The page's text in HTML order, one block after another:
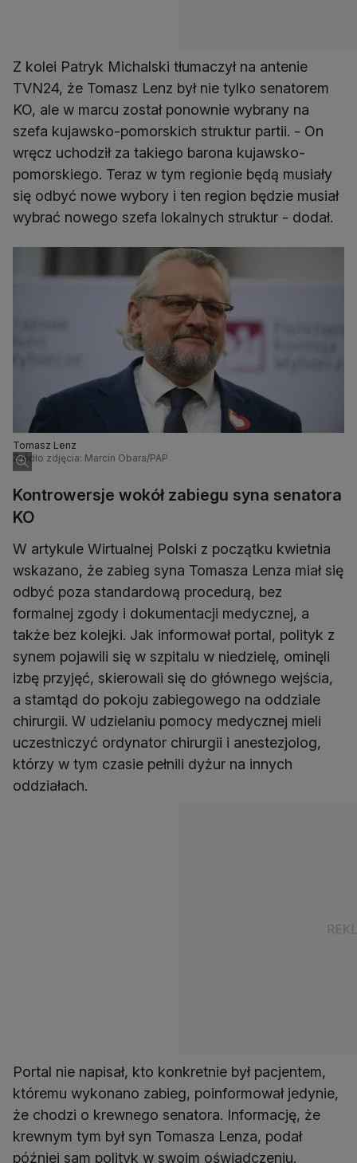
Z kolei Patryk Michalski tłumaczył na antenie
TVN24, że Tomasz Lenz był nie tylko senatorem
KO, ale w marcu został ponownie wybrany na
szefa kujawsko-pomorskich struktur partii. - On
wręcz uchodził za takiego barona kujawsko-
pomorskiego. Teraz w tym regionie będą musiały
się odbyć nowe wybory i ten region będzie musiał
wybrać nowego szefa lokalnych struktur - dodał.
Tomasz Lenz
Źródło zdjęcia: Marcin Obara/PAP
Kontrowersje wokół zabiegu syna senatora
KO
W artykule Wirtualnej Polski z początku kwietnia
wskazano, że zabieg syna Tomasza Lenza miał się
odbyć poza standardową procedurą, bez
formalnej zgody i dokumentacji medycznej, a
także bez kolejki. Jak informował portal, polityk z
synem pojawili się w szpitalu w niedzielę, ominęli
izbę przyjęć, skierowali się do głównego wejścia,
a stamtąd do pokoju zabiegowego na oddziale
chirurgii. W udzielaniu pomocy medycznej mieli
uczestniczyć ordynator chirurgii i anestezjolog,
którzy w tym czasie pełnili dyżur na innych
oddziałach.
Portal nie napisał, kto konkretnie był pacjentem,
któremu wykonano zabieg, poinformował jedynie,
że chodzi o krewnego senatora. Informację, że
krewnym tym był syn Tomasza Lenza, podał
później sam polityk w swoim oświadczeniu.